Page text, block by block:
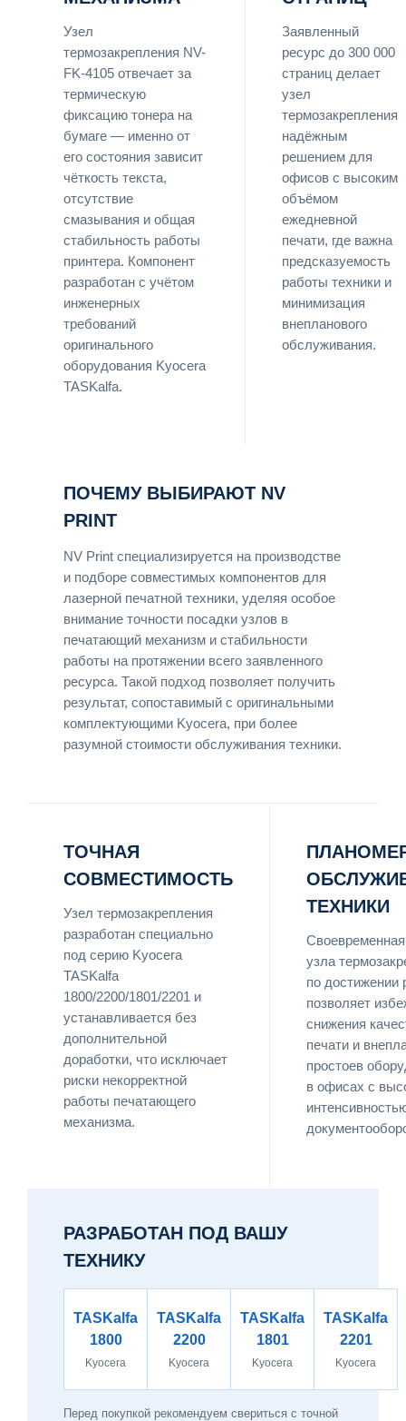
Узел
термозакрепления NV-
FK-4105 отвечает за
термическую
фиксацию тонера на
бумаге — именно от
его состояния зависит
чёткость текста,
отсутствие
смазывания и общая
стабильность работы
принтера. Компонент
разработан с учётом
инженерных
требований
оригинального
оборудования Kyocera
TASKalfa.
Заявленный
ресурс до 300 000
страниц делает
узел
термозакрепления
надёжным
решением для
офисов с высоким
объёмом
ежедневной
печати, где важна
предсказуемость
работы техники и
минимизация
внепланового
обслуживания.
ПОЧЕМУ ВЫБИРАЮТ NV
PRINT
NV Print специализируется на производстве
и подборе совместимых компонентов для
лазерной печатной техники, уделяя особое
внимание точности посадки узлов в
печатающий механизм и стабильности
работы на протяжении всего заявленного
ресурса. Такой подход позволяет получить
результат, сопоставимый с оригинальными
комплектующими Kyocera, при более
разумной стоимости обслуживания техники.
ТОЧНАЯ
СОВМЕСТИМОСТЬ
Узел термозакрепления
разработан специально
под серию Kyocera
TASKalfa
1800/2200/1801/2201 и
устанавливается без
дополнительной
доработки, что исключает
риски некорректной
работы печатающего
механизма.
ТЕХНИКИ
узла
по достижении
позволяет
снижения
печати и
простоев
в офисах с
РАЗРАБОТАН ПОД ВАШУ
ТЕХНИКУ
TASKalfa
1800
Kyocera
TASKalfa
2200
Kyocera
TASKalfa
1801
Kyocera
TASKalfa
2201
Kyocera
Перед покупкой рекомендуем свериться с точной